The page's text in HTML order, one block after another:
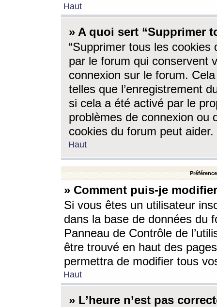
Haut
» A quoi sert “Supprimer
“Supprimer tous les cookies
par le forum qui conservent
connexion sur le forum.
telles que l’enregistrement
si cela a été activé par le
problèmes de connexion ou
cookies du forum peut aider.
Haut
» Comment puis-je
Si vous êtes un utilisateur
dans la base de données du
Panneau de Contrôle de
être trouvé en haut des
permettra de modifier tous
Haut
» L’heure n’est pas